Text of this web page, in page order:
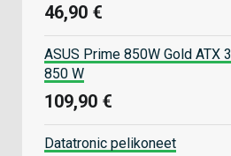
46,90 €
ASUS Prime 850W Gold ATX
850 W
109,90 €
Datatronic pelikoneet